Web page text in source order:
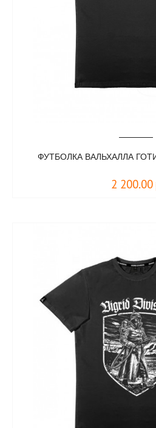
ФУТБОЛКА ВАЛЬХАЛЛА
2 200.00